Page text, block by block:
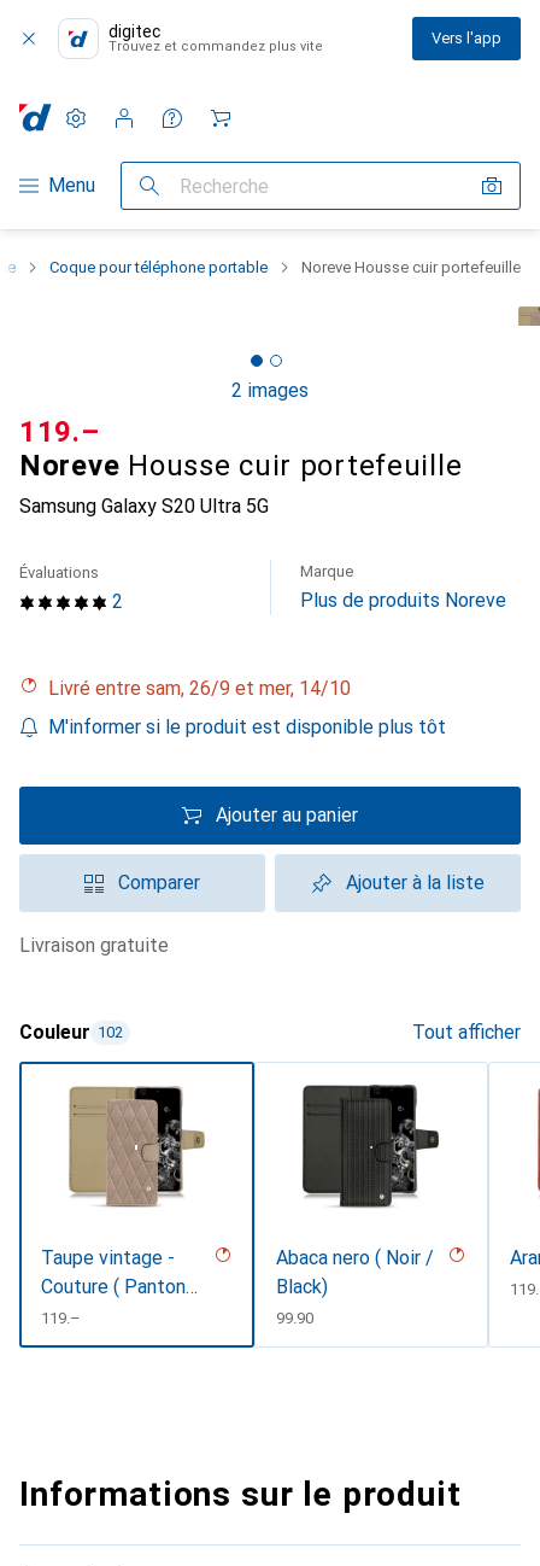
digitec
Trouvez et commandez plus vite Vers l'app
Navigation par catégorie
Menu Recherche
Paramètres
Compte client
Listes de comparaison
Listes d'envies
Panier
Coque pour téléphone portable Noreve Housse cuir portefeuille
2 images
Noreve Housse cuir portefeuille
Samsung Galaxy S20 Ultra 5G
CHF
119.–
2
Évaluations Marque
Plus de produits Noreve
Livré entre sam, 26/9 et mer, 14/10
M'informer si le produit est disponible plus tôt
Ajouter au panier
Comparer Ajouter à la liste
livraison gratuite
Couleur 102 Tout afficher
Taupe vintage -
Couture ( Pantone
#591d16 )
CHF
119.–
Abaca nero ( Noir /
Black)
CHF
99.90
CHF
Informations sur le produit